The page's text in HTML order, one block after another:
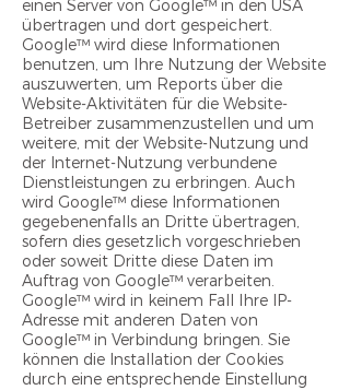
einen Server von Google™ in den USA
übertragen und dort gespeichert.
Google™ wird diese Informationen
benutzen, um Ihre Nutzung der Website
auszuwerten, um Reports über die
Website-Aktivitäten für die Website-
Betreiber zusammenzustellen und um
weitere, mit der Website-Nutzung und
der Internet-Nutzung verbundene
Dienstleistungen zu erbringen. Auch
wird Google™ diese Informationen
gegebenenfalls an Dritte übertragen,
sofern dies gesetzlich vorgeschrieben
oder soweit Dritte diese Daten im
Auftrag von Google™ verarbeiten.
Google™ wird in keinem Fall Ihre IP-
Adresse mit anderen Daten von
Google™ in Verbindung bringen. Sie
können die Installation der Cookies
durch eine entsprechende Einstellung